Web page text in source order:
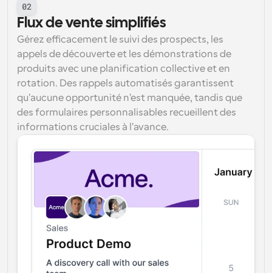
02
Flux de vente simplifiés
Gérez efficacement le suivi des prospects, les
appels de découverte et les démonstrations de
produits avec une planification collective et en
rotation. Des rappels automatisés garantissent
qu'aucune opportunité n'est manquée, tandis que
des formulaires personnalisables recueillent des
informations cruciales à l'avance.